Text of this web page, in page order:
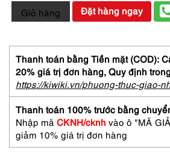
4255-
Túi
chéo
da
thằn
lằn-
JRA
Lizard
skin
crossbody
bag-
Giỏ hàng Đặt hàng ngay
Thanh toán bằng Tiền mặt (COD):
20% giá trị đơn hàng, Quy định
https://kiwiki.vn/phuong-thuc-giao-
Thanh toán 100% trước bằng
Nhập mã CKNH/cknh vào ô "MÃ
giảm 10% giá trị đơn hàng